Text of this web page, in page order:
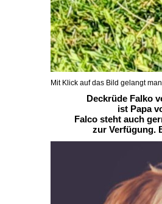
Mit Klick auf das Bild gelangt
Deckrüde Falko
ist Papa
Falco steht auch
zur Verfügung.